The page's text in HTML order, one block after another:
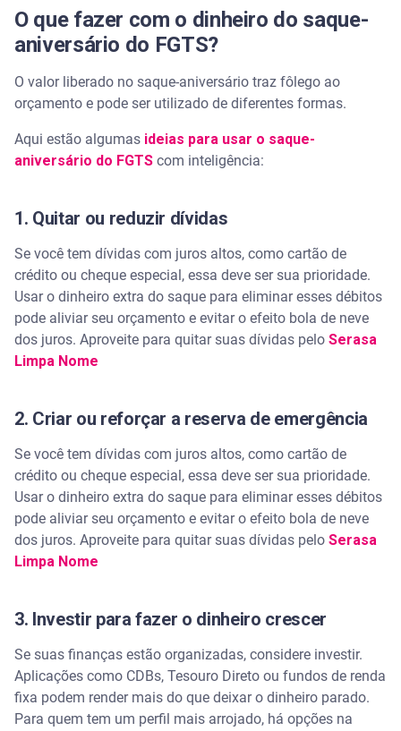
O que fazer com o dinheiro do saque-
aniversário do FGTS?
O valor liberado no saque-aniversário traz fôlego ao
orçamento e pode ser utilizado de diferentes formas.
Aqui estão algumas ideias para usar o saque-
aniversário do FGTS com inteligência:
1. Quitar ou reduzir dívidas
Se você tem dívidas com juros altos, como cartão de
crédito ou cheque especial, essa deve ser sua prioridade.
Usar o dinheiro extra do saque para eliminar esses débitos
pode aliviar seu orçamento e evitar o efeito bola de neve
dos juros. Aproveite para quitar suas dívidas pelo Serasa
Limpa Nome
2. Criar ou reforçar a reserva de emergência
Se você tem dívidas com juros altos, como cartão de
crédito ou cheque especial, essa deve ser sua prioridade.
Usar o dinheiro extra do saque para eliminar esses débitos
pode aliviar seu orçamento e evitar o efeito bola de neve
dos juros. Aproveite para quitar suas dívidas pelo Serasa
Limpa Nome
3. Investir para fazer o dinheiro crescer
Se suas finanças estão organizadas, considere investir.
Aplicações como CDBs, Tesouro Direto ou fundos de renda
fixa podem render mais do que deixar o dinheiro parado.
Para quem tem um perfil mais arrojado, há opções na